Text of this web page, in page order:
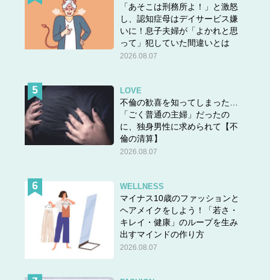
「あそこは刑務所よ！」と激怒
し、認知症母はデイサービス嫌
いに！息子夫婦が「よかれと思
って」犯していた間違いとは
2026.08.07
LOVE
不倫の歓喜を知ってしまった…
「ごく普通の主婦」だったの
に、独身男性に求められて【不
倫の清算】
2026.08.07
WELLNESS
マイナス10歳のファッションと
ヘアメイクをしよう！「若さ・
キレイ・健康」のループを生み
出すマインドの作り方
2026.08.07